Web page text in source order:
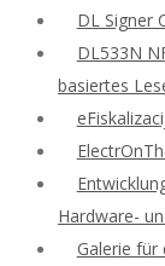
DL Signer
DL533N
basiertes
Hardware-
Galerie für